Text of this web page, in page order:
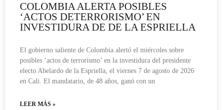
COLOMBIA ALERTA POSIBLES
‘ACTOS DETERRORISMO’ EN
INVESTIDURA DE DE LA ESPRIELLA
El gobierno saliente de Colombia alertó el miércoles sobre
posibles ‘actos de terrorismo’ en la investidura del presidente
electo Abelardo de la Espriella, el viernes 7 de agosto de 2026
en Cali. El mandatario, de 48 años, ganó con un
LEER MÁS »